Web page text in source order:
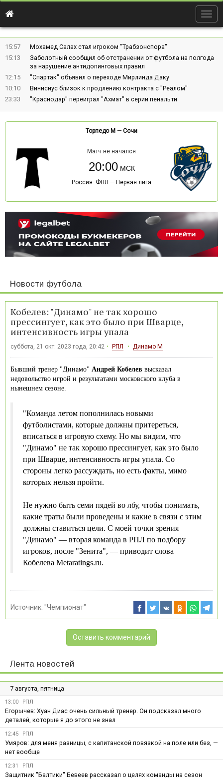
15:57
Мохамед Салах стал игроком "Трабзонспора"
15:13
Заболотный сообщил об отстранении от футбола на полгода
за нарушение антидопинговых правил
12:15
"Спартак" объявил о переходе Мирлинда Даку
10:10
Винисиус близок к продлению контракта с "Реалом"
23:33
"Краснодар" переиграл "Ахмат" в серии пенальти
Торпедо М — Сочи
Матч не начался
20:00
Россия: ФНЛ — Первая лига
Новости футбола
Кобелев: "Динамо" не так хорошо
прессингует, как это было при Шварце,
интенсивность игры упала
суббота, 21 окт. 2023 года, 20:42 РПЛ Динамо М
Бывший тренер "Динамо" Андрей Кобелев высказал
недовольство игрой и результатами московского клуба в
нынешнем сезоне.
"Команда летом пополнилась новыми
футболистами, которые должны притереться,
вписаться в игровую схему. Но мы видим, что
"Динамо" не так хорошо прессингует, как это было
при Шварце, интенсивность игры упала. Со
стороны легко рассуждать, но есть факты, мимо
которых нельзя пройти.
Не нужно быть семи пядей во лбу, чтобы понимать,
какие траты были проведены и какие в связи с этим
должны ставиться цели. С моей точки зрения
"Динамо" — вторая команда в РПЛ по подбору
игроков, после "Зенита", — приводит слова
Кобелева Metaratings.ru.
Источник: "Чемпионат"
Оставить комментарий
Лента новостей
7 августа, пятница
13:00 РПЛ
Егорычев: Хуан Диас очень сильный тренер. Он подсказал много
деталей, которые я до этого не знал
12:45 РПЛ
Умяров: для меня разницы, с капитанской повязкой на поле или без, —
нет вообще
12:31 РПЛ
Защитник "Балтики" Бевеев рассказал о целях команды на сезон